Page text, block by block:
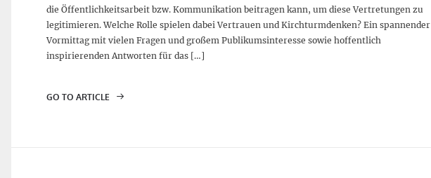
die Öffentlichkeitsarbeit bzw. Kommunikation beitragen kann, um diese Vertretungen zu
legitimieren. Welche Rolle spielen dabei Vertrauen und Kirchturmdenken? Ein spannender
Vormittag mit vielen Fragen und großem Publikumsinteresse sowie hoffentlich
inspirierenden Antworten für das […]
GO TO ARTICLE